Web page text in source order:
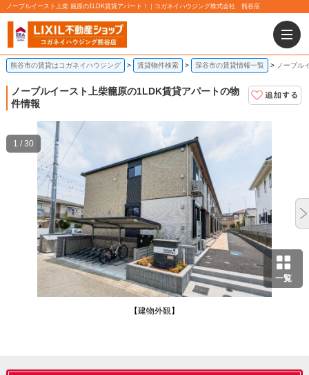
ノーブルイースト上柴 籠原の1LDK賃貸アパート！｜コガネイハウジング株式会社 熊谷店
熊谷市の賃貸はコガネイハウジング 賃貸物件検索 深谷市の賃貸情報一覧 ノーブル
ノーブルイースト上柴籠原の1LDK賃貸アパートの物
件情報
一覧
【建物外観】
1 / 30